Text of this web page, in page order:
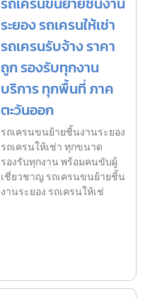
ระยอง รถเครนให้เช่า
รถเครนรับจ้าง ราคา
ถูก รองรับทุกงาน
บริการ ทุกพื้นที่ ภาค
ตะวันออก
รถเครนขนย้ายชิ้นงานระยอง
รถเครนให้เช่า ทุกขนาด
รองรับทุกงาน พร้อมคนขับผู้
เชี่ยวชาญ รถเครนขนย้ายชิ้น
งานระยอง รถเครนให้เช่